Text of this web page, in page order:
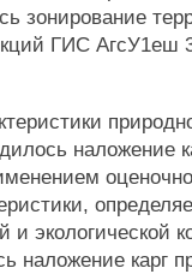
зонирование
ГИС АгсУ1еш
наложение
и экологической
наложение карг